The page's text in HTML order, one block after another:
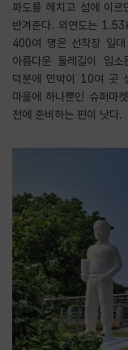
파도를 헤치고 섬에 이르
반겨준다. 외연도는
400여 명은 선착장 일
아름다운 둘레길이 입
덕분에 민박이 10여 곳
마을에 하나뿐인 슈퍼마
전에 준비하는 편이 낫다.